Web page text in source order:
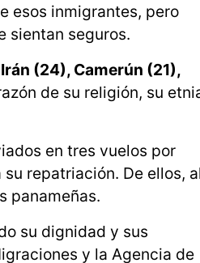
esos inmigrantes, pero
sientan seguros.
Irán (24), Camerún (21),
de su religión, su
en tres vuelos por
repatriación. De ellos, al
panameñas.
su dignidad y sus
y la Agencia de